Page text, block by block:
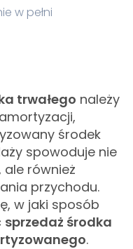
w pełni
trwałego należy
środek
spowoduje nie
również
przychodu.
w jaki sposób
sprzedaż środka
.